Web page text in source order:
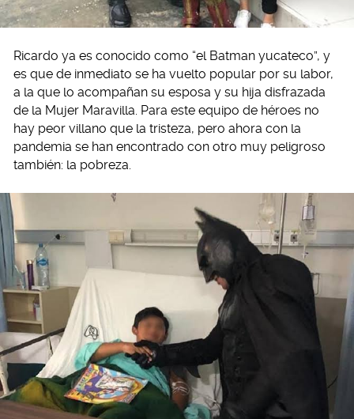
Ricardo ya es conocido como “el Batman yucateco”, y
es que de inmediato se ha vuelto popular por su labor,
a la que lo acompañan su esposa y su hija disfrazada
de la Mujer Maravilla. Para este equipo de héroes no
hay peor villano que la tristeza, pero ahora con la
pandemia se han encontrado con otro muy peligroso
también: la pobreza.